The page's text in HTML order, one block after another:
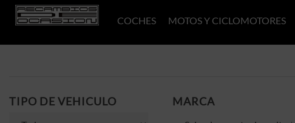
COCHES MOTOS Y CICLOMOTORES
TIPO DE VEHICULO MARCA